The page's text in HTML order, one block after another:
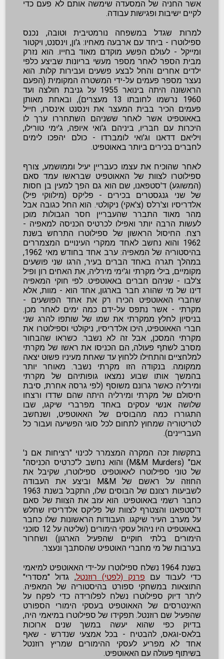
אשר החניה של המסעדה שימשה אותם לא פעם כדי
לקיים ישיבות ופגישות עבודה.
למרות שגדל במשפחה נורמטיבית וטובה, נכנס
ספילוטרו - ביחד עם ארבעה מאחיו: ג'ון, וינסנט, ויקטור
ומייקל - לעולם הפשע מוקדם מאוד בחייו. הוא נזרק
מבית הספר לאחר מספר מעשי בריונות שביצע כלפי
ילדים אחרים והחל לבצע פשעים ועבירות קלות. הוא
נעצר מספר פעמים על-ידי המשטרה המקומית (הפעם
הראשונה היתה בינואר 1955 על גניבת חולצה ועד
1960 נרשמו לחובתו 13 מעצרים), ובאחת מאותן
פעמים הכיר בבית המעצר את וינסנט אינסרו, חייל
באאוטפיט אשר לאחר ששניהם השתחררו ערך לו
היכרות עם חבריו, ביניהם ג'ואי איופה, ג'ימי טורילו,
ויליאם דדאנו וג'ואי לומברדו - כולם יהפכו לימים
לחברים בכירים ביותר באאוטפיט.
לאחר שהוכיח את עצמו כעבריין יעיל וממושמע, צורף
ספילוטרו לצוות של האאוטפיט שבראשו עמד סאם
(המשוגע) ד'סטפאנו, שם הוא גם הפך למעין בן חסות
של שני גנגסטרים בכירים - פליקס (מילווקי פיל)
אלדריסיו וצ'רלס (צ'אקי) ניקולטי. הוא החל כגובה אבל
מהר מאוד התברר שהעבריין חסר הגבולות מוכן
לעשות הרבה יותר ואפילו לכרטיס הכניסה למאפיה -
רצח. החיסול הראשון של ספילוטרו התרחש בשנת
1962 והוא נחשב לאחד ממקרי העינויים המצמררים
בהיסטוריה של המאפיה: ערב אחד בחודש מאי 1962,
במהלך תגרה באחד הברים בעיר, הרגו שני פושעים
מקומיים, בילי מקרתי וג'ימי מירליה, את האחים רון ופיל
צ'לבו - שניהם חברים באאוטפיט. לפי חוקי המאפיה
דינו של מי שהורג חבר בארגון, אחד הוא - מוות, אלא
שחברי האאוטפיט הכירו רק את אחד הפושעים -
מקרתי - אשר נתפס על-ידם כמה ימים לאחר מכן.
בניסיון לחלץ ממקרתי את שמו של שותפו להרג שני
חברי האאוטפיט, היכו אלדריסיו, ניקולטי וספילוטרו את
מקרתי המסכן, אבל זה לא נשבר. כשראו שהבחור
מסרב לשתף פעולה, הם הכניסו את ראשו של מקרתי
למלחציים והתחילו ללחוץ עד שאחת מעיניו פשוט יצאה
ממקומה. בנקודה הזו מקרתי נשבר. מאוחר יותר
בהמשך אותו שבוע נמצאו גופותיהם של מקרתי
ומירליה כאשר גרונם משוסף (לפי גרסה אחרת, סיבת
חיסולם של מקרתי ומירליה היתה שהם שדדו ורצחו
שלושה אנשי עסקים באחד מפרברי שיקגו, שבו
התגוררו כמה מהבוסים של האאוטפיט, ושנחשב
לטריטוריה שמחוץ לתחום לכל סוגי הפשיעה ועבור כל
העבריינים).
בתקשות זכה המקרה המצמרר לכינוי "רציחות אם נ'
אם" (M&M Murders) והוא נחשב ל"כרטיס הכניסה"
של טוני ספילוטרו לאאוטפיט. ספילוטרו, שקיבל את
החוזה על ראשם של M&M וביצע את העבודה
לשביעות רצונם של הבוסים שלו, התקבל בשנת 1963
כחבר רשמי באאוטפיט. הוא עזב את הצוות של סאם
ד'סטפאנו והצטרף לצוות של פליקס אלדריסיו שחלש
על מערב העיר שיקגו. העבודות הראשונות שלו כחבר
באאוטפיט היו ניהול עסקי הימורים (שליטה על 12 סוכני
הימורים בלתי חוקיים שהפעיל הארגון) ושחרור
בערבות של מי מחברי האוטפיט שהסתבך ונעצר.
בשנת 1964 נשלח ספילוטרו על-ידי האאוטפיט למיאמי
כדי לעבוד עם פרנק (לפטי) רוזנטל, גדול "מסדרי"
התוצאות במשחקי ספורט בהיסטוריה של המאפיה.
ליתר דיוק ספילוטרו נשלח לפלורידה כדי לפקח על
האינטרסים של האאוטפיט בעסקי הימורי הספורט
שהפעיל שם רוזנטל. תפקידו של ספילוטרו במיאמי היה,
בדיוק כפי שהוא יעשה במשך שנים ארוכות
בלאס-וגאס, להבטיח - בכל אמצעי שנדרש - שאף
אחד לא מפריע לעסקי ההימורים שמריץ רוזנטל
בשיתוף פעולה עם האאוטפיט.